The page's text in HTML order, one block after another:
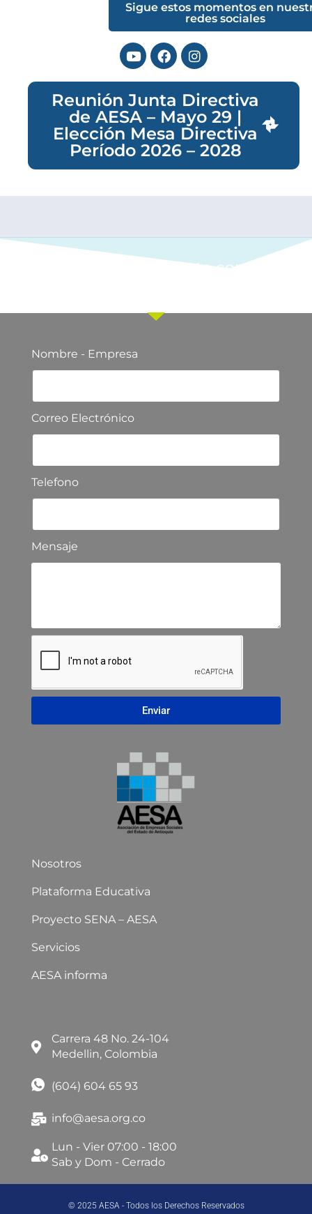
Sigue estos momentos en
redes sociales
Reunión Junta Directiva
de AESA – Mayo 29 |
Elección Mesa Directiva
Período 2026 – 2028
Ponte en contacto con
Nombre - Empresa
Correo Electrónico
Telefono
Mensaje
Enviar
Nosotros
Plataforma Educativa
Proyecto SENA – AESA
Servicios
AESA informa
Carrera 48 No. 24-104
Medellin, Colombia
(604) 604 65 93
info@aesa.org.co
Lun - Vier 07:00 - 18:00
Sab y Dom - Cerrado
© 2025 AESA - Todos los Derechos Reservados